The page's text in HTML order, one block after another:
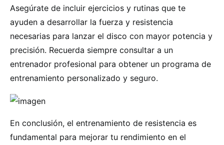
Asegúrate de incluir ejercicios y rutinas que te
ayuden a desarrollar la fuerza y resistencia
necesarias para lanzar el disco con mayor potencia y
precisión. Recuerda siempre consultar a un
entrenador profesional para obtener un programa de
entrenamiento personalizado y seguro.
En conclusión, el entrenamiento de resistencia es
fundamental para mejorar tu rendimiento en el